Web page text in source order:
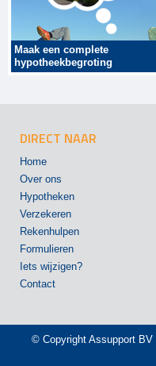
Maak een complete
hypotheekbegroting
DIRECT NAAR
Home
Over ons
Hypotheken
Verzekeren
Rekenhulpen
Formulieren
Iets wijzigen?
Contact
© Copyright Assupport BV